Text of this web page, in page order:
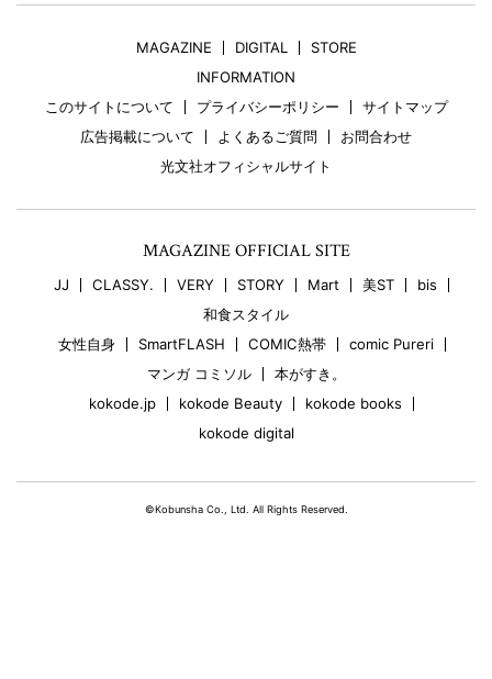
MAGAZINE DIGITAL
STORE
INFORMATION
このサイトについて
プライバシーポリシー
サイトマップ
広告掲載について
よくあるご質問
お問合わせ
光文社オフィシャルサイト
MAGAZINE OFFICIAL SITE
JJ CLASSY. VERY STORY Mart 美ST
bis
和食スタイル
女性自身
SmartFLASH COMIC熱帯
comic Pureri
マンガ コミソル
本がすき。
kokode.jp
kokode Beauty
kokode books
kokode digital
©Kobunsha Co., Ltd. All Rights Reserved.